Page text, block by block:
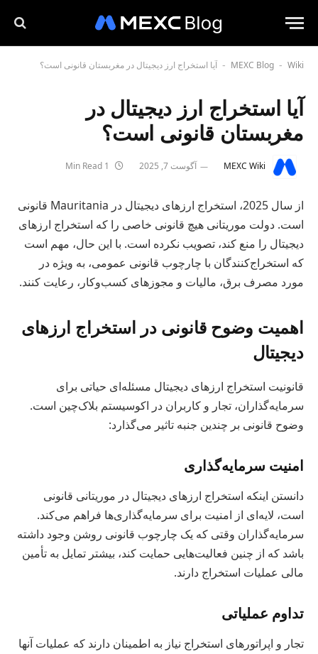
MEXC Blog - Wiki
- آیا استخراج ارز دیجیتال در مغربستان قانونی است؟
آیا استخراج ارز دیجیتال در
مغربستان قانونی است؟
MEXC Wiki آگوست 7, 2025
از سال 2025، استخراج ارزهای دیجیتال در Mauritania قانونی
است. دولت موریتانی هیچ قانونی خاصی را که استخراج ارزهای
دیجیتال را منع کند، تصویب نکرده است. با این حال، مهم است
که استخراج‌کنندگان با چارچوب قانونی عمومی، به ویژه در
مورد مصرف برق، مالیات و مجوزهای کسب‌وکار، رعایت کنند.
اهمیت وضوح قانونی در استخراج ارزهای
دیجیتال
قانونیت استخراج ارزهای دیجیتال مسئله‌ای حیاتی برای
سرمایه‌گذاران، تجار و کاربران در اکوسیستم بلاک‌چین است.
وضوح قانونی بر چندین جنبه تاثیر می‌گذارد:
امنیت سرمایه‌گذاری
دانستن اینکه استخراج ارزهای دیجیتال در موریتانی قانونی
است، لایه‌ای از امنیت برای سرمایه‌گذاری‌ها فراهم می‌کند.
سرمایه‌گذاران وقتی که یک چارچوب قانونی روشن وجود داشته
باشد که از چنین فعالیت‌هایی حمایت کند، بیشتر تمایل به تأمین
مالی عملیات استخراج دارند.
تداوم عملیاتی
تجار و اپراتورهای استخراج نیاز به اطمینان دارند که عملیات آنها